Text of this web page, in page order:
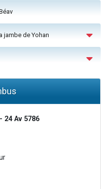
jambe de Yohan
24 Av 5786